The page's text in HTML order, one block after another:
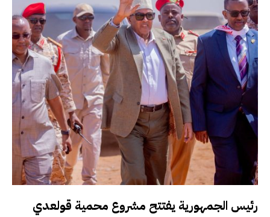
رئيس الجمهورية يفتتح مشروع محمية قولعدي